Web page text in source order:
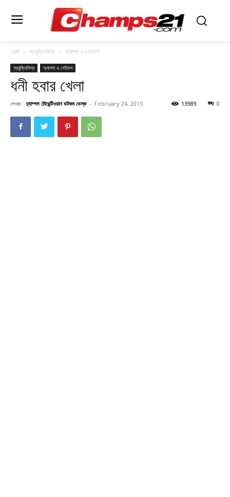
হোম প্রযুক্তিবিশ্ব অ্যাপস ও গেইমস
প্রযুক্তিবিশ্ব অ্যাপস ও গেইমস
ধনী হবার খেলা
লেখক : চ্যাম্পস টোয়েন্টিওয়ান ডটকম ডেস্ক - February 24, 2015 0
13989